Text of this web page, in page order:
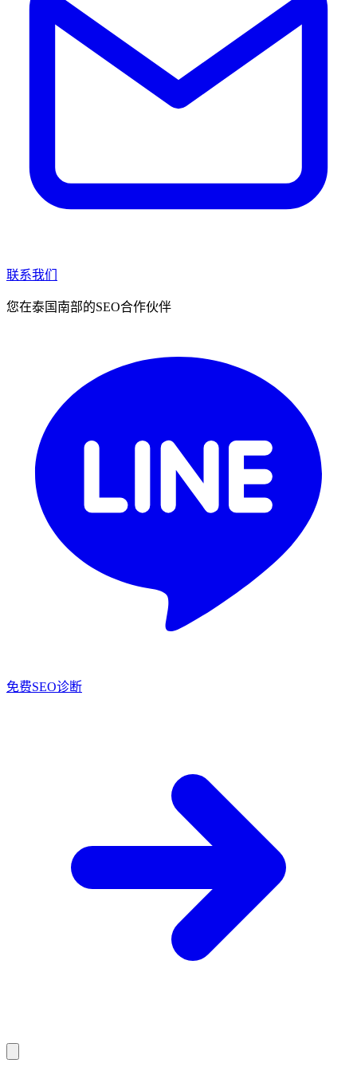
联系我们
您在泰国南部的SEO合作伙伴
免费SEO诊断